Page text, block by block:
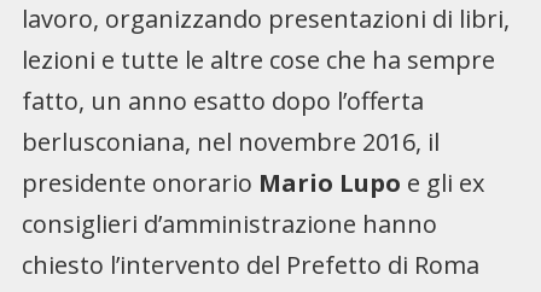
lavoro, organizzando presentazioni di libri,
lezioni e tutte le altre cose che ha sempre
fatto, un anno esatto dopo l’offerta
berlusconiana, nel novembre 2016, il
presidente onorario Mario Lupo e gli ex
consiglieri d’amministrazione hanno
chiesto l’intervento del Prefetto di Roma